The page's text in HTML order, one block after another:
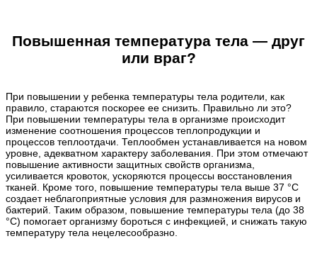
Повышенная температура тела — друг
или враг?
При повышении у ребенка температуры тела родители, как
правило, стараются поскорее ее снизить. Правильно ли это?
При повышении температуры тела в организме происходит
изменение соотношения процессов теплопродукции и
процессов теплоотдачи. Теплообмен устанавливается на новом
уровне, адекватном характеру заболевания. При этом отмечают
повышение активности защитных свойств организма,
усиливается кровоток, ускоряются процессы восстановления
тканей. Кроме того, повышение температуры тела выше 37 °С
создает неблагоприятные условия для размножения вирусов и
бактерий. Таким образом, повышение температуры тела (до 38
°С) помогает организму бороться с инфекцией, и снижать такую
температуру тела нецелесообразно.